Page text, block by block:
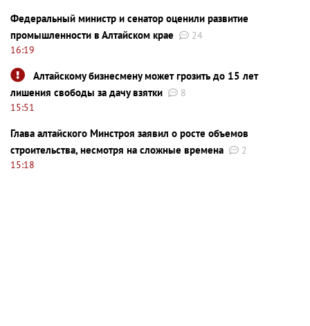
Федеральный министр и сенатор оценили развитие
промышленности в Алтайском крае
24
16:19
Алтайскому бизнесмену может грозить до 15 лет
лишения свободы за дачу взятки
8
15:51
Глава алтайского Минстроя заявил о росте объемов
строительства, несмотря на сложные времена
2
15:18